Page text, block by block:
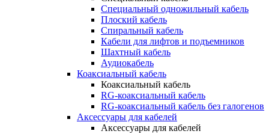
Специальный одножильный кабель
Плоский кабель
Спиральный кабель
Кабели для лифтов и подъемников
Шахтный кабель
Аудиокабель
Коаксиальный кабель
Коаксиальный кабель
RG-коаксиальный кабель
RG-коаксиальный кабель без галогенов
Аксессуары для кабелей
Аксессуары для кабелей